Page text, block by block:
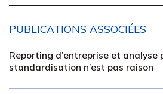
PUBLICATIONS ASSOCIÉES
Reporting d’entreprise et analyse
standardisation n’est pas raison